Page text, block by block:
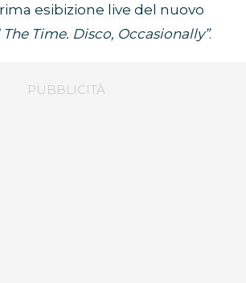
esibizione live del nuovo
The Time. Disco, Occasionally”.